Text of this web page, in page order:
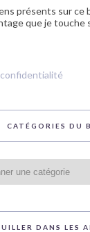
présents sur ce
que je touche
confidentialité
CATÉGORIES DU
DANS LES